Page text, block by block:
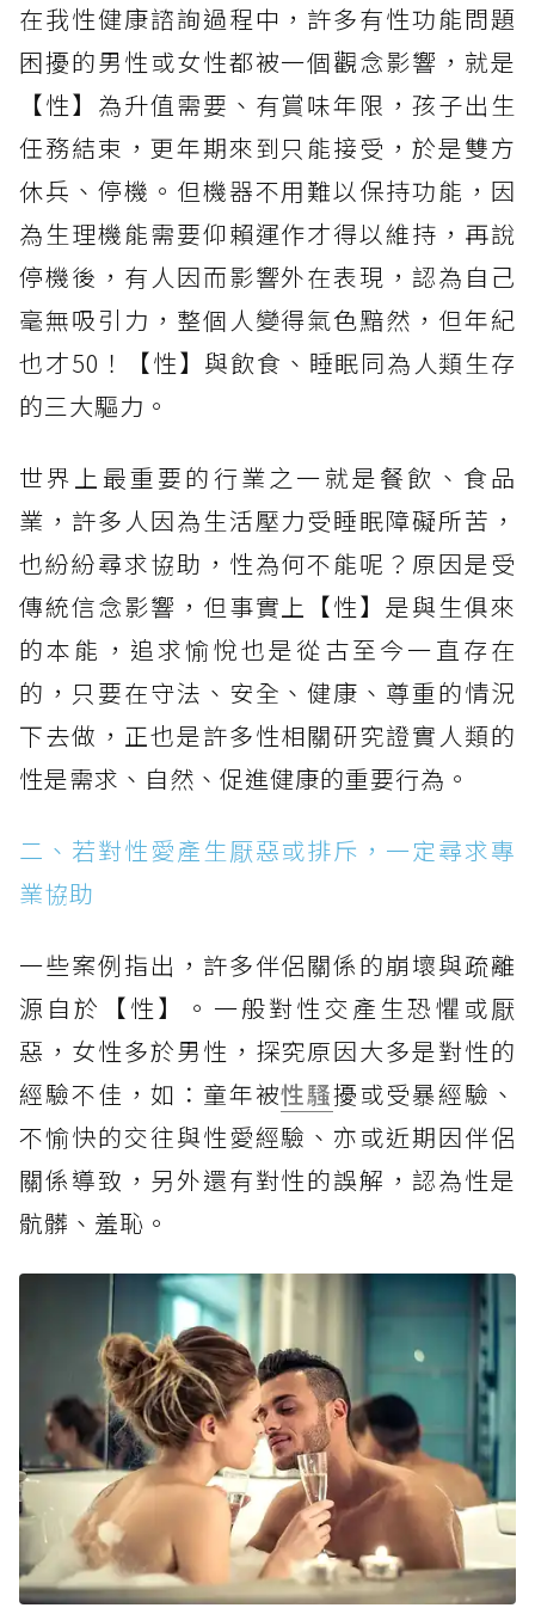
在我性健康諮詢過程中，許多有性功能問題
困擾的男性或女性都被一個觀念影響，就是
【性】為升值需要、有賞味年限，孩子出生
任務結束，更年期來到只能接受，於是雙方
休兵、停機。但機器不用難以保持功能，因
為生理機能需要仰賴運作才得以維持，再說
停機後，有人因而影響外在表現，認為自己
毫無吸引力，整個人變得氣色黯然，但年紀
也才50！【性】與飲食、睡眠同為人類生存
的三大驅力。
世界上最重要的行業之一就是餐飲、食品
業，許多人因為生活壓力受睡眠障礙所苦，
也紛紛尋求協助，性為何不能呢？原因是受
傳統信念影響，但事實上【性】是與生俱來
的本能，追求愉悅也是從古至今一直存在
的，只要在守法、安全、健康、尊重的情況
下去做，正也是許多性相關研究證實人類的
性是需求、自然、促進健康的重要行為。
二、若對性愛產生厭惡或排斥，一定尋求專
業協助
一些案例指出，許多伴侶關係的崩壞與疏離
源自於【性】。一般對性交產生恐懼或厭
惡，女性多於男性，探究原因大多是對性的
經驗不佳，如：童年被性騷擾或受暴經驗、
不愉快的交往與性愛經驗、亦或近期因伴侶
關係導致，另外還有對性的誤解，認為性是
骯髒、羞恥。